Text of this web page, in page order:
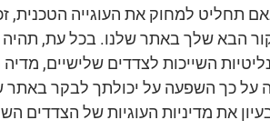
תחליט למחוק את העוגייה
הבא שלך באתר שלנו. בכל עת,
השייכות לצדדים שלישיים,
כך השפעה על יכולתך לבקר באתר
את מדיניות העוגיות של הצדדים